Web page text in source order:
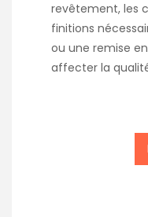
revêtement, les
finitions
ou une remise
affecter la